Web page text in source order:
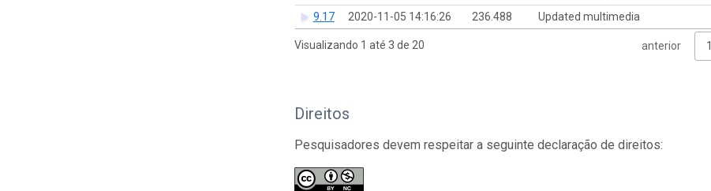
9.17
2020-11-05 14:16:26 236.488 Updated multimedia
Visualizando 1 até 3 de 20 anterior 1
Direitos
Pesquisadores devem respeitar a seguinte declaração de direitos: